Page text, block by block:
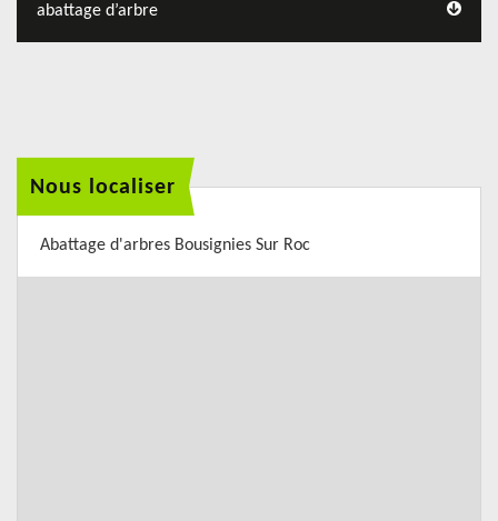
abattage d’arbre
Nous localiser
Abattage d'arbres Bousignies Sur Roc